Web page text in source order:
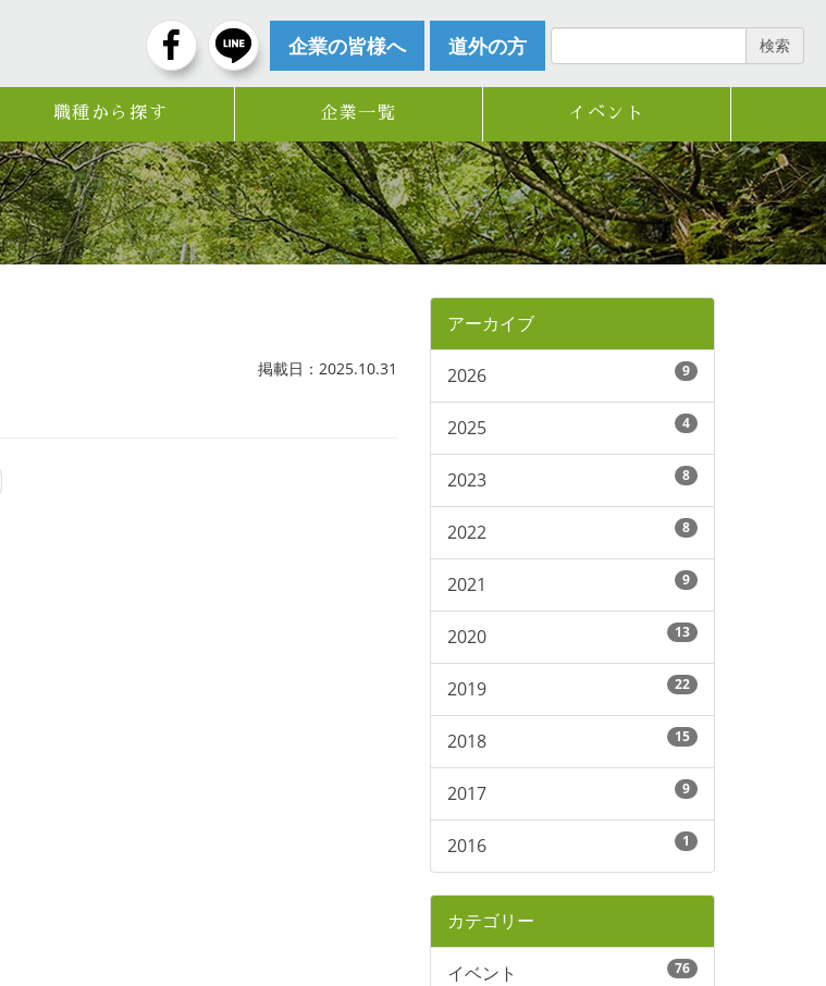
企業の皆様へ 道外の方 検索
職種から探す 企業一覧 イベント
掲載日：2025.10.31
アーカイブ
2026 9
2025 4
2023 8
2022 8
2021 9
2020 13
2019 22
2018 15
2017 9
2016 1
カテゴリー
イベント 76